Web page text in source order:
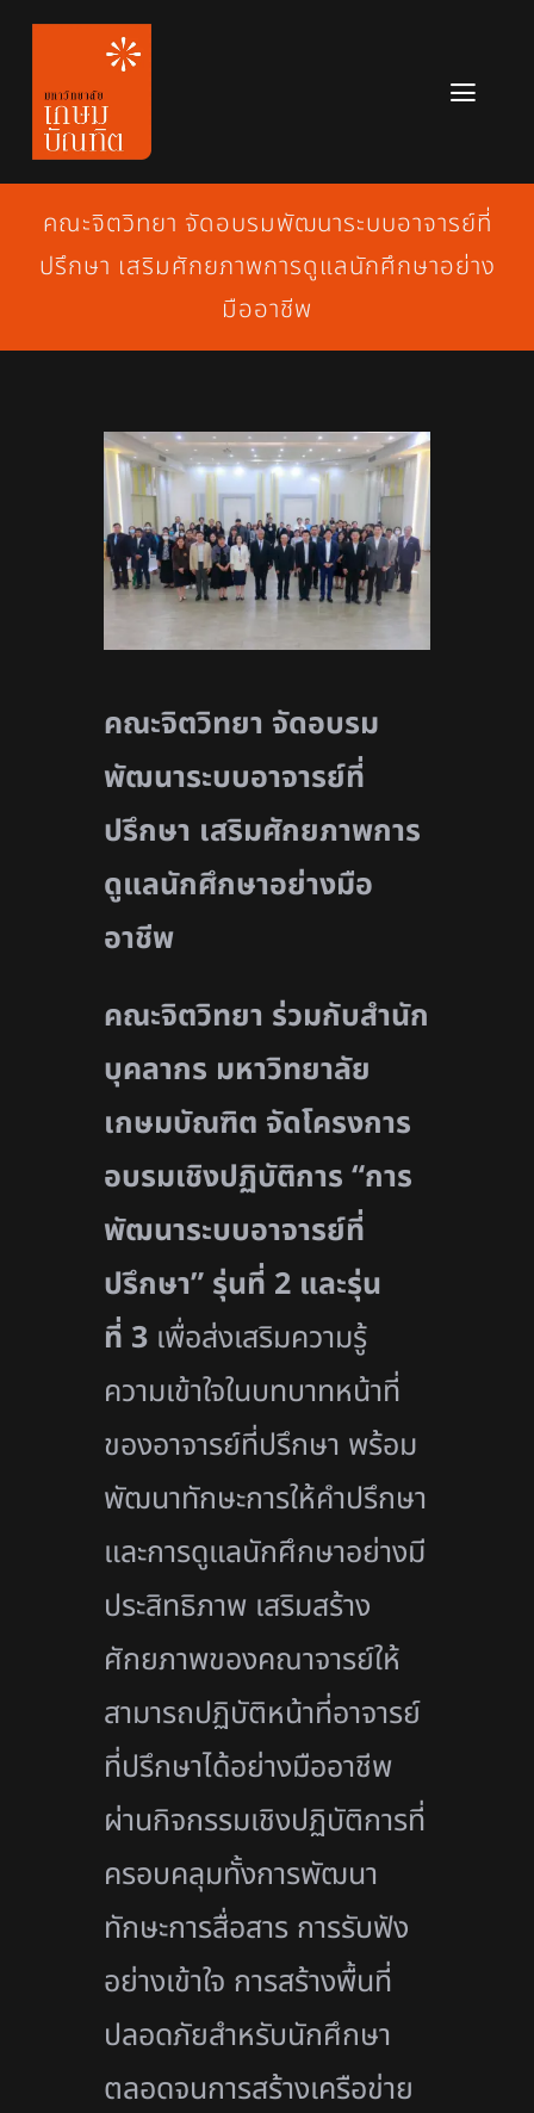
Skip
content
หลักสูตร
ข่าวสาร
เกี่ยวกับมหาวิทยาลัย
สมัครเรียน
คณะจิตวิทยา จัดอบรมพัฒนาระบบอาจารย์ที่
ปรึกษา เสริมศักยภาพการดูแลนักศึกษาอย่าง
มืออาชีพ
คณะจิตวิทยา จัดอบรม
พัฒนาระบบอาจารย์ที่
ปรึกษา เสริมศักยภาพการ
ดูแลนักศึกษาอย่างมือ
อาชีพ
คณะจิตวิทยา ร่วมกับสำนัก
บุคลากร มหาวิทยาลัย
เกษมบัณฑิต จัดโครงการ
อบรมเชิงปฏิบัติการ “การ
พัฒนาระบบอาจารย์ที่
ปรึกษา” รุ่นที่ 2 และรุ่น
ที่ 3 เพื่อส่งเสริมความรู้
ความเข้าใจในบทบาทหน้าที่
ของอาจารย์ที่ปรึกษา พร้อม
พัฒนาทักษะการให้คำปรึกษา
และการดูแลนักศึกษาอย่างมี
ประสิทธิภาพ เสริมสร้าง
ศักยภาพของคณาจารย์ให้
สามารถปฏิบัติหน้าที่อาจารย์
ที่ปรึกษาได้อย่างมืออาชีพ
ผ่านกิจกรรมเชิงปฏิบัติการที่
ครอบคลุมทั้งการพัฒนา
ทักษะการสื่อสาร การรับฟัง
อย่างเข้าใจ การสร้างพื้นที่
ปลอดภัยสำหรับนักศึกษา
ตลอดจนการสร้างเครือข่าย